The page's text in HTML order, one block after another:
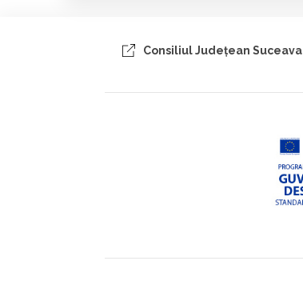
Consiliul Judeţean Suceava